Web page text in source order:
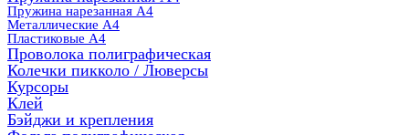
Пружина нарезанная А4
Металлические А4
Пластиковые А4
Проволока полиграфическая
Колечки пикколо / Люверсы
Курсоры
Клей
Бэйджи и крепления